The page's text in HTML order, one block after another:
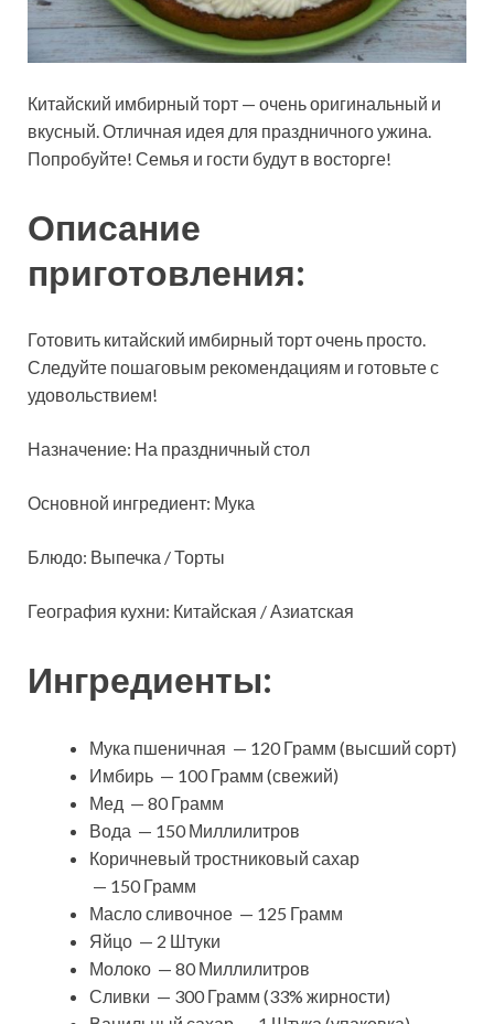
Китайский имбирный торт — очень оригинальный и
вкусный. Отличная идея для праздничного ужина.
Попробуйте! Семья и гости будут в восторге!
Описание
приготовления:
Готовить китайский имбирный торт очень просто.
Следуйте пошаговым рекомендациям и готовьте с
удовольствием!
Назначение: На праздничный стол
Основной ингредиент: Мука
Блюдо: Выпечка / Торты
География кухни: Китайская / Азиатская
Ингредиенты:
Мука пшеничная — 120 Грамм (высший сорт)
Имбирь — 100 Грамм (свежий)
Мед — 80 Грамм
Вода — 150 Миллилитров
Коричневый тростниковый сахар
— 150 Грамм
Масло сливочное — 125 Грамм
Яйцо — 2 Штуки
Молоко — 80 Миллилитров
Сливки — 300 Грамм (33% жирности)